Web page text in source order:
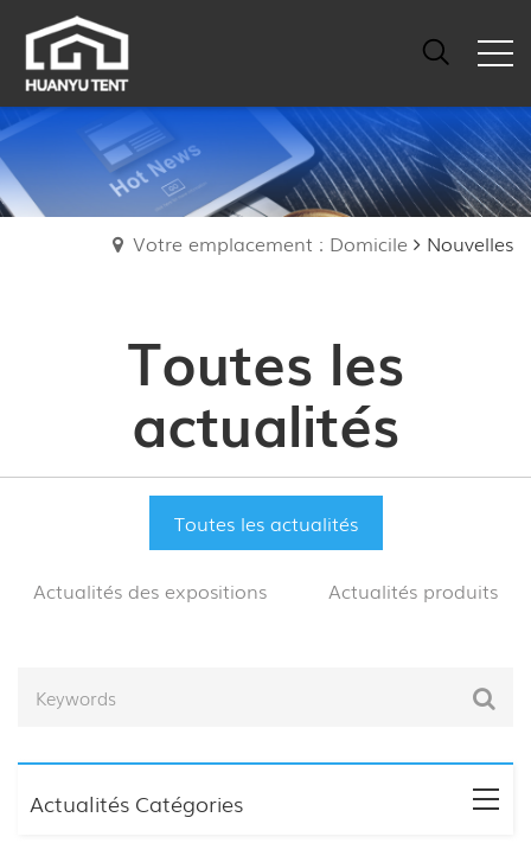
Votre emplacement : Domicile Nouvelles
Toutes les
actualités
Toutes les actualités
Actualités des expositions Actualités produits
Actualités Catégories